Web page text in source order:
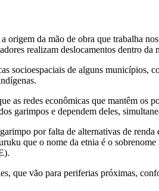
origem da mão de obra que trabalha
realizam deslocamentos dentro
socioespaciais de alguns municípios,
as redes econômicas que mantêm os
garimpos e dependem deles,
por falta de alternativas de
que o nome da etnia é o
que vão para periferias próximas,